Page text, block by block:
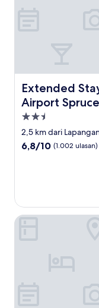
Extended
Airport
Extended Stay
Properti
bintang
2.5
2,5 km dari
6.8
6,8/10 (1.002 ulasan)
Holiday Inn